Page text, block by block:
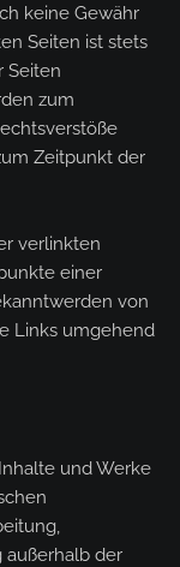
keine Gewähr
Seiten ist stets
Seiten
zum
Zeitpunkt der
verlinkten
einer
von
Links umgehend
und Werke
außerhalb der